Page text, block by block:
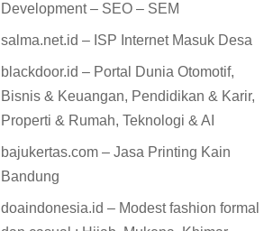
Development – SEO – SEM
salma.net.id – ISP Internet Masuk Desa
blackdoor.id – Portal Dunia Otomotif,
Bisnis & Keuangan, Pendidikan & Karir,
Properti & Rumah, Teknologi & AI
bajukertas.com – Jasa Printing Kain
Bandung
doaindonesia.id – Modest fashion formal